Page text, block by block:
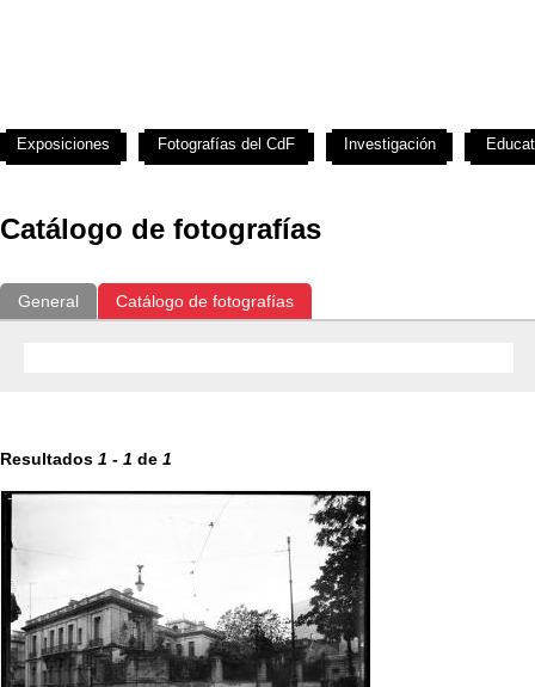
Catálogo de fotografías
General Catálogo de fotografías
Resultados 1 - 1 de 1
Exposiciones Fotografías del CdF Investigación